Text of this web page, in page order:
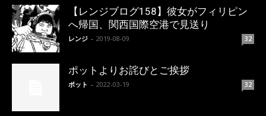
【レンジブログ158】彼女がフィリピン
へ帰国、関西国際空港で見送り
レンジ - 2019-08-09 32
ポットよりお詫びとご挨拶
ポット - 2022-03-19 32